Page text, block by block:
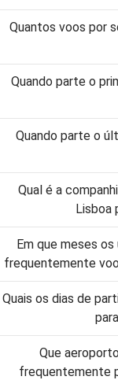
Quantos voos por
Quando parte o
Quando parte o
Qual é a
Lisboa
Em que meses
frequentemente
Quais os dias de
Que
frequentemente